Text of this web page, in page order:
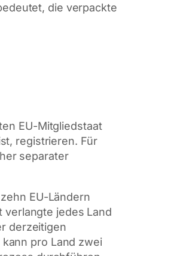
die verpackte
EU-Mitgliedstaat
registrieren. Für
separater
EU-Ländern
jedes Land
derzeitigen
pro Land zwei